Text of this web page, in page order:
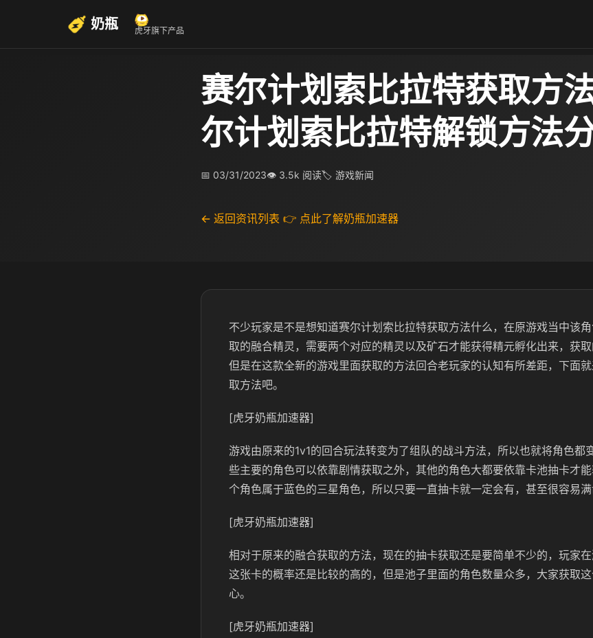
奶瓶 虎牙旗下产品
赛尔计划索比拉特获取方
尔计划索比拉特解锁方法
📅 03/31/2023👁 3.5k 阅读🏷 游戏新闻
← 返回资讯列表 👉 点此了解奶瓶加速器
不少玩家是不是想知道赛尔计划索比拉特获取方法什么，在原游戏当中该
取的融合精灵，需要两个对应的精灵以及矿石才能获得精元孵化出来，获取
但是在这款全新的游戏里面获取的方法回合老玩家的认知有所差距，下面
取方法吧。
[虎牙奶瓶加速器]
游戏由原来的1v1的回合玩法转变为了组队的战斗方法，所以也就将角色都
些主要的角色可以依靠剧情获取之外，其他的角色大都要依靠卡池抽卡才
个角色属于蓝色的三星角色，所以只要一直抽卡就一定会有，甚至很容易满
[虎牙奶瓶加速器]
相对于原来的融合获取的方法，现在的抽卡获取还是要简单不少的，玩家
这张卡的概率还是比较的高的，但是池子里面的角色数量众多，大家获取
心。
[虎牙奶瓶加速器]